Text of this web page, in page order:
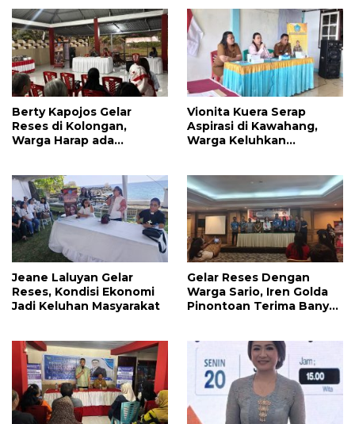
Berty Kapojos Gelar
Reses di Kolongan,
Warga Harap ada
Vionita Kuera Serap
Aspirasi di Kawahang,
Warga Keluhkan
Jeane Laluyan Gelar
Reses, Kondisi Ekonomi
Jadi Keluhan Masyarakat
Gelar Reses Dengan
Warga Sario, Iren Golda
Pinontoan Terima Banyak